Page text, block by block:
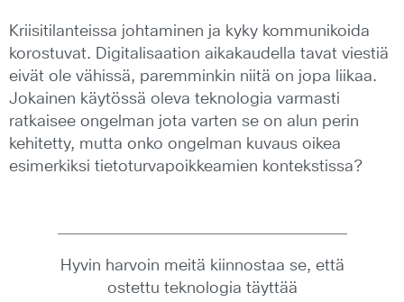
Kriisitilanteissa johtaminen ja kyky kommunikoida
korostuvat. Digitalisaation aikakaudella tavat viestiä
eivät ole vähissä, paremminkin niitä on jopa liikaa.
Jokainen käytössä oleva teknologia varmasti
ratkaisee ongelman jota varten se on alun perin
kehitetty, mutta onko ongelman kuvaus oikea
esimerkiksi tietoturvapoikkeamien kontekstissa?
Hyvin harvoin meitä kiinnostaa se, että
ostettu teknologia täyttää